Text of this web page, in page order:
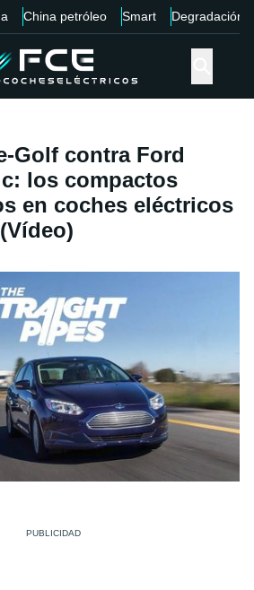
China petróleo Smart Degradación
Golf contra Ford
los compactos
en coches eléctricos